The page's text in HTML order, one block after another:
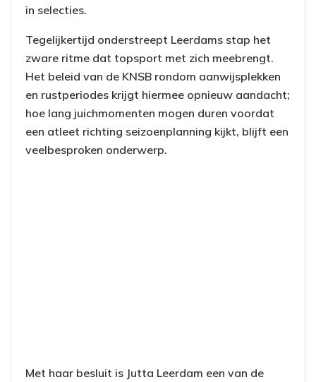
in selecties.
Tegelijkertijd onderstreept Leerdams stap het
zware ritme dat topsport met zich meebrengt.
Het beleid van de KNSB rondom aanwijsplekken
en rustperiodes krijgt hiermee opnieuw aandacht;
hoe lang juichmomenten mogen duren voordat
een atleet richting seizoenplanning kijkt, blijft een
veelbesproken onderwerp.
Met haar besluit is Jutta Leerdam een van de